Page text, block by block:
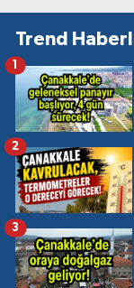
Trend
1
2
3